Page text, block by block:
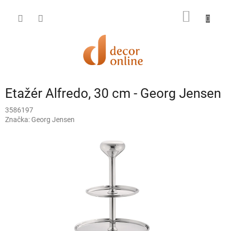
obsah
Etažér Alfredo, 30 cm - Georg Jensen
3586197
Značka: Georg Jensen